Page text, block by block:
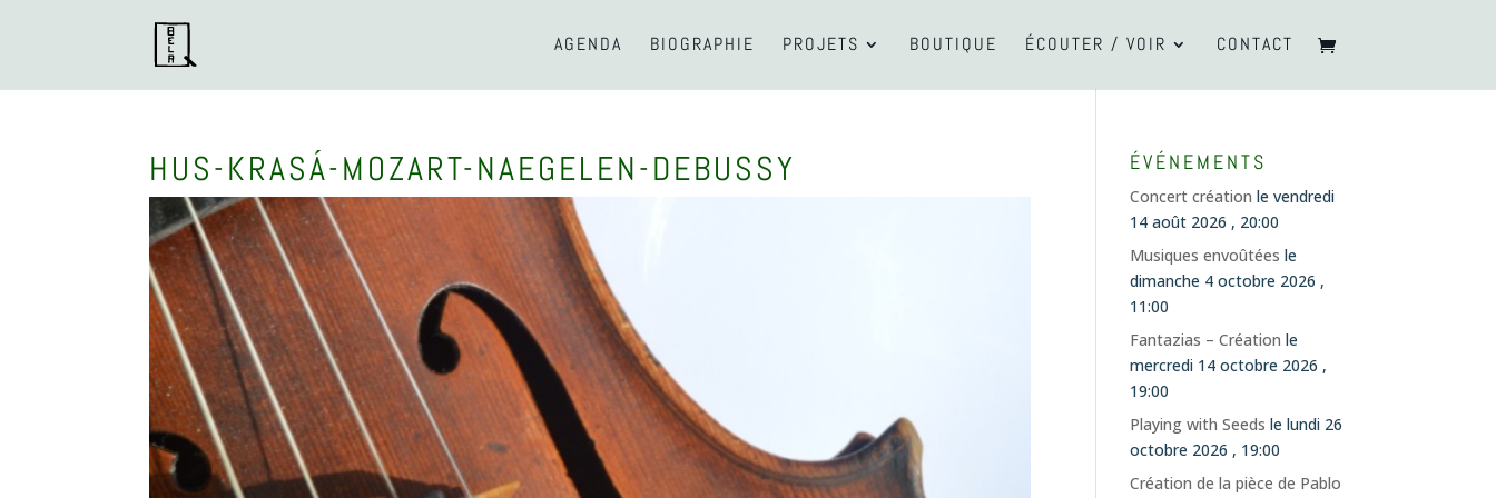
AGENDA BIOGRAPHIE PROJETS BOUTIQUE ÉCOUTER / VOIR CONTACT
HUS-KRASÁ-MOZART-NAEGELEN-DEBUSSY ÉVÉNEMENTS
Concert création le vendredi
14 août 2026 , 20:00
Musiques envoûtées le
dimanche 4 octobre 2026 ,
11:00
Fantazias – Création le
mercredi 14 octobre 2026 ,
19:00
Playing with Seeds le lundi 26
octobre 2026 , 19:00
Création de la pièce de Pablo